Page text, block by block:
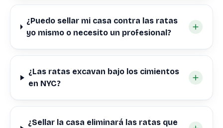
¿Puedo sellar mi casa contra las ratas
yo mismo o necesito un profesional?
¿Las ratas excavan bajo los cimientos
en NYC?
¿Sellar la casa eliminará las ratas que